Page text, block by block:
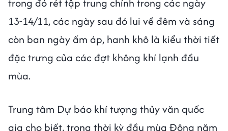
13-14/11, các ngày sau đó lui về đêm và sáng
còn ban ngày ấm áp, hanh khô là kiểu thời tiết
đặc trưng của các đợt không khí lạnh đầu
mùa.
Trung tâm Dự báo khí tượng thủy văn quốc
gia cho biết, trong thời kỳ đầu mùa Đông năm